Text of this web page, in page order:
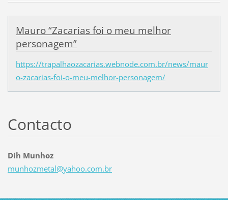
Mauro “Zacarias foi o meu melhor
personagem”
https://trapalhaozacarias.webnode.com.br/news/maur
o-zacarias-foi-o-meu-melhor-personagem/
Contacto
Dih Munhoz
munhozmetal@yahoo.com.br